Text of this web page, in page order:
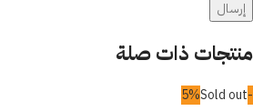
منتجات ذات صلة
-5%
Sold out